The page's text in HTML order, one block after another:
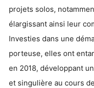
projets solos,
élargissant ainsi leur
Investies dans une
porteuse, elles ont
en 2018, développant
et singulière au cours